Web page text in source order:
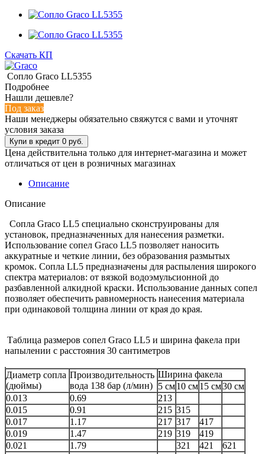
Скачать КП
Сопло Graco LL5355
Подробнее
Нашли дешевле?
Под заказ
Наши менеджеры обязательно свяжутся с вами и уточнят
условия заказа
Цена действительна только для интернет-магазина и может
отличаться от цен в розничных магазинах
Описание
Описание
Сопла Graco LL5 специально сконструированы для
установок, предназначенных для нанесения разметки.
Использование сопел Graco LL5 позволяет наносить
аккуратные и четкие линии, без образования размытых
кромок. Сопла LL5 предназначены для распыления широкого
спектра материалов: от вязкой водоэмульсионной до
разбавленной алкидной краски. Использование данных сопел
позволяет обеспечить равномерность нанесения материала
при одинаковой толщина линии от края до края.
Таблица размеров сопел Graco LL5 и ширина факела при
напылении с расстояния 30 сантиметров
Диаметр сопла
(дюймы)
Производительность
вода 138 бар (л/мин)
Ширина факела
5 см10 см15 см30 см
0.013
0.69
213
0.015
0.91 215 315
0.017
1.17 217 317
417
0.019
1.47 219 319
419
0.021
1.79 321 421
621